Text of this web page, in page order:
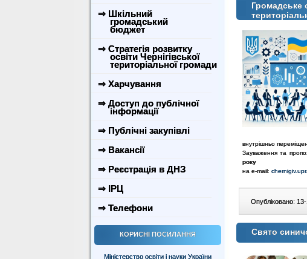
⇒ Шкільний
громадський
бюджет
⇒ Стратегія розвитку
освіти Чернігівської
територіальної громади
⇒ Харчування
⇒ Доступ до публічної
інформації
⇒ Публічні закупівлі
⇒ Вакансії
⇒ Реєстрація в ДНЗ
⇒ ІРЦ
⇒ Телефони
КОРИСНІ ПОСИЛАННЯ
Міністерство освіти і науки України
Громадське
внутрішньо
Зауваження та
року
на e-mail:
Опубліковано:
Свято